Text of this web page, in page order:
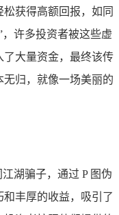
获得高额回报，如同
许多投资者被这些虚
大量资金，最终该传
归，就像一场美丽的
湖骗子，通过 P 图伪
丰厚的收益，吸引了